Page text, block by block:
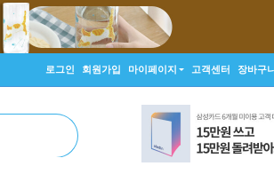
로그인 회원가입 마이페이지 고객센터 장바구